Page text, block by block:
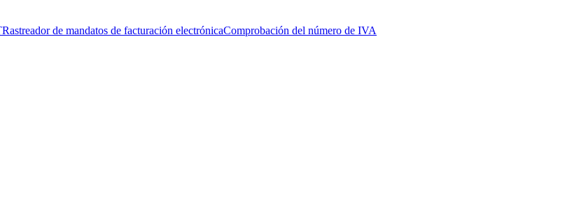
Rastreador de mandatos de facturación electrónicaComprobación del número de IVA